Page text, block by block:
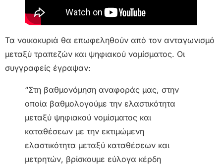
Τα νοικοκυριά θα επωφεληθούν από τον ανταγωνισμό
μεταξύ τραπεζών και ψηφιακού νομίσματος. Οι
συγγραφείς έγραψαν:
“Στη βαθμονόμηση αναφοράς μας, στην
οποία βαθμολογούμε την ελαστικότητα
μεταξύ ψηφιακού νομίσματος και
καταθέσεων με την εκτιμώμενη
ελαστικότητα μεταξύ καταθέσεων και
μετρητών, βρίσκουμε εύλογα κέρδη